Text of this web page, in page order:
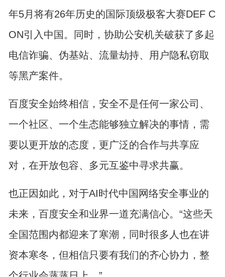
年5月将有26年历史的国际顶级极客大赛DEF C
ON引入中国。同时，协助公安机关破获了多起
电信诈骗、伪基站、流量劫持、用户隐私窃取
等黑产案件。
百度安全始终相信，安全不是任何一家公司、
一个社区、一个生态能够独立解决的事情，需
要以更开放的态度，更广泛的合作与共享应
对，在开放包容、多元互鉴中寻求共赢。
也正因如此，对于AI时代中国网络安全事业的
未来，百度安全和业界一道充满信心。“这些天
全国范围内都迎来了寒潮，同时很多人也在讲
资本寒冬，但相信只要有我们的齐心协力，整